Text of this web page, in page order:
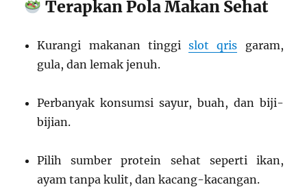
Terapkan Pola Makan Sehat
Kurangi makanan tinggislot qris garam,
gula, dan lemak jenuh.
Perbanyak konsumsi sayur, buah, dan biji-
bijian.
Pilih sumber protein sehat seperti ikan,
ayam tanpa kulit, dan kacang-kacangan.